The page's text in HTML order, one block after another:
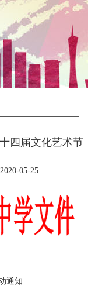
四届文化艺术节
05-25
通知